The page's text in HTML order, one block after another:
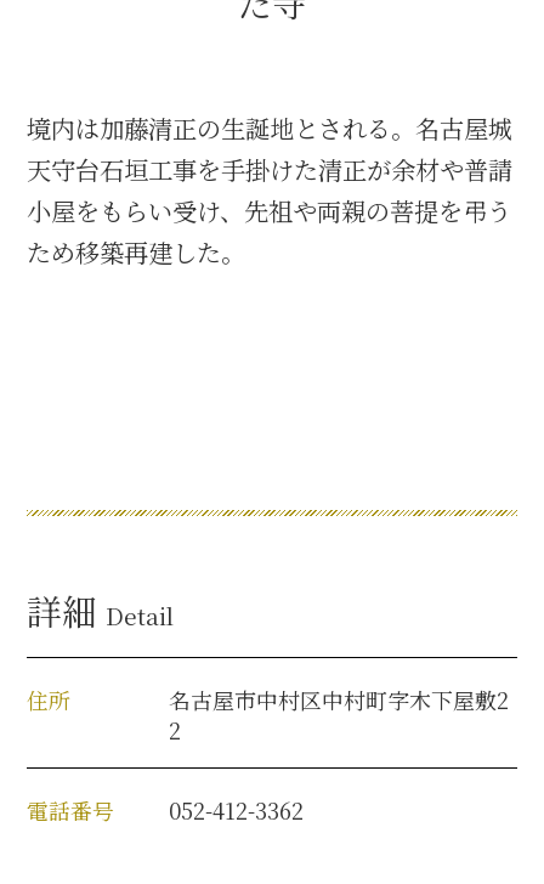
徳川家康と名古屋の関係
家康関連 史跡 一覧
前田利家と名古屋の関係
犬千代ルート
加藤清正と名古屋の関係
清正関連 史跡 一覧
境内は加藤清正の生誕地とされる。名古屋城
天守台石垣工事を手掛けた清正が余材や普請
小屋をもらい受け、先祖や両親の菩提を弔う
ため移築再建した。
詳細 Detail
住所
名古屋市中村区中村町字木下屋敷2
2
電話番号 052-412-3362